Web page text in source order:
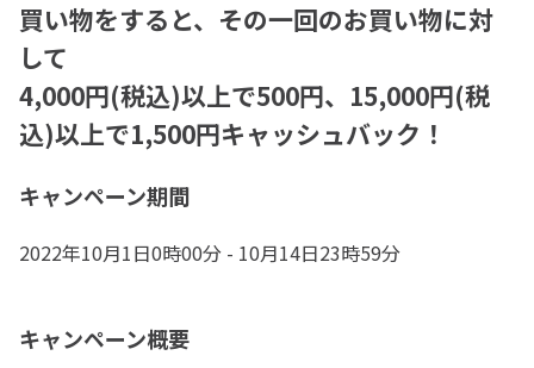
買い物をすると、その一回のお買い物に対
して
4,000円(税込)以上で500円、15,000円(税
込)以上で1,500円キャッシュバック！
キャンペーン期間
2022年10月1日0時00分 - 10月14日23時59分
キャンペーン概要